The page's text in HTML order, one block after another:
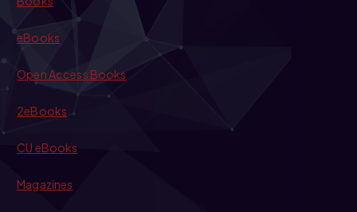
eBooks
Open Access Books
2eBooks
CU eBooks
Magazines